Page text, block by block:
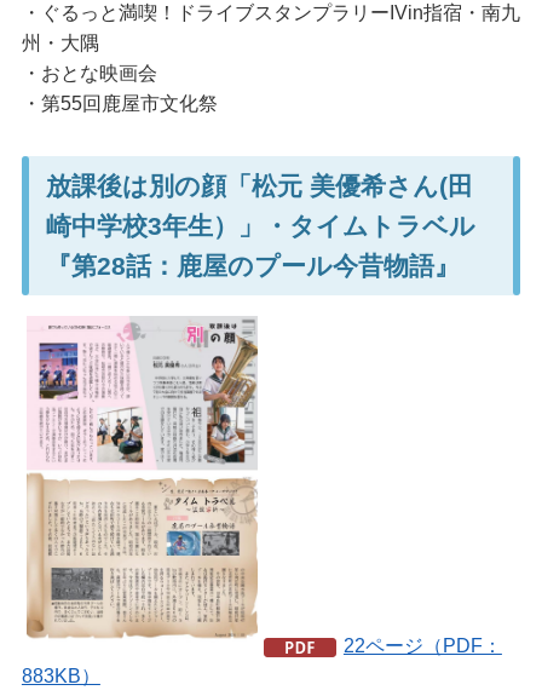
・ぐるっと満喫！ドライブスタンプラリーIVin指宿・南九
州・大隅
・おとな映画会
・第55回鹿屋市文化祭
放課後は別の顔「松元 美優希さん(田
崎中学校3年生）」・タイムトラベル
『第28話：鹿屋のプール今昔物語』
22ページ（PDF：
883KB）